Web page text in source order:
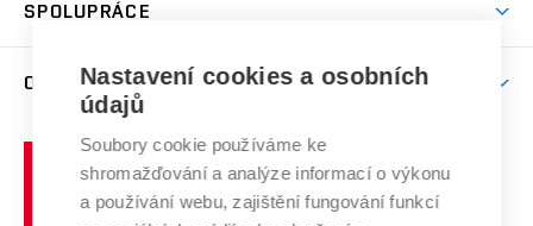
Celoživotní vzdělávání
E-přihláška
Závěrečné práce
Doktorské studium
Studium bez bariér
Podpora podnikání
Mezinárodní vědecká rada
Systém zajišťování kvality výzkumu
Výzkumné infrastruktury
Transfer znalostí
SPOLUPRÁCE
Zahraniční spolupráce
Spolupráce se školami
Služby univerzity
O UNIVERZITĚ
Profil univerzity
Udržitelná univerzita
Podnikavá univerzita / ContriBUTe
učení
technické
Nastavení cookies a osobních
údajů
Soubory cookie používáme ke
shromažďování a analýze informací o výkonu
a používání webu, zajištění fungování funkcí